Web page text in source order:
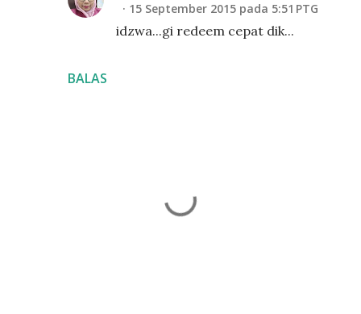
BALAS
15 September 2015 pada 5:51 PTG
idzwa...gi redeem cepat dik...